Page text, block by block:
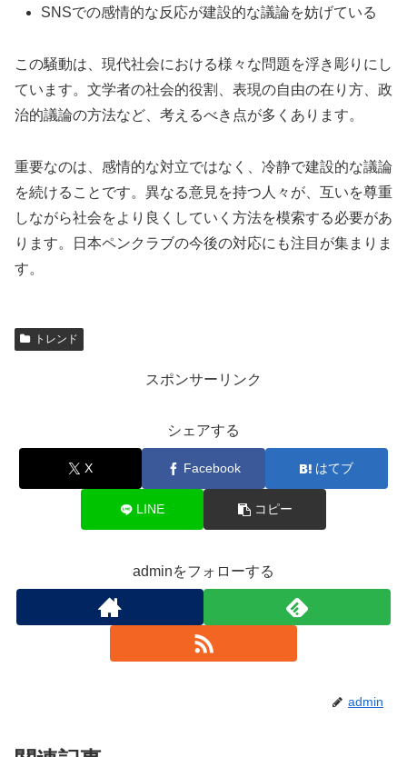
SNSでの感情的な反応が建設的な議論を妨げている
この騒動は、現代社会における様々な問題を浮き彫りにし
ています。文学者の社会的役割、表現の自由の在り方、政
治的議論の方法など、考えるべき点が多くあります。
重要なのは、感情的な対立ではなく、冷静で建設的な議論
を続けることです。異なる意見を持つ人々が、互いを尊重
しながら社会をより良くしていく方法を模索する必要があ
ります。日本ペンクラブの今後の対応にも注目が集まりま
す。
トレンド
スポンサーリンク
シェアする
X Facebook はてブ
LINE コピー
adminをフォローする
admin